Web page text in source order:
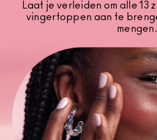
Laat je verleiden om alle 13
vingertoppen aan te
mengen.